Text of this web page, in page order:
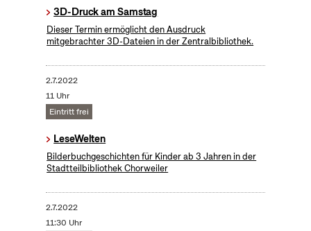
3D-Druck am Samstag
Dieser Termin ermöglicht den Ausdruck
mitgebrachter 3D-Dateien in der Zentralbibliothek.
2.7.2022
11 Uhr
Eintritt frei
LeseWelten
Bilderbuchgeschichten für Kinder ab 3 Jahren in der
Stadtteilbibliothek Chorweiler
2.7.2022
11:30 Uhr